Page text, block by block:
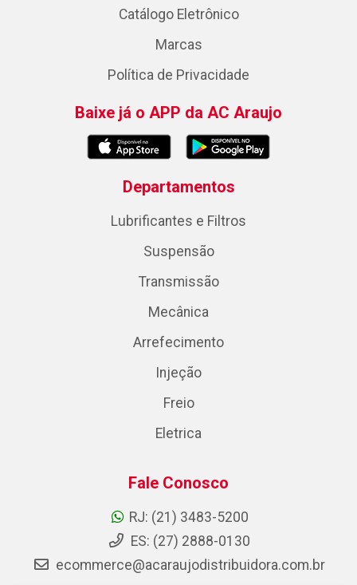
Catálogo Eletrônico
Marcas
Política de Privacidade
Baixe já o APP da AC Araujo
Departamentos
Lubrificantes e Filtros
Suspensão
Transmissão
Mecânica
Arrefecimento
Injeção
Freio
Eletrica
Fale Conosco
RJ: (21) 3483-5200
ES: (27) 2888-0130
ecommerce@acaraujodistribuidora.com.br